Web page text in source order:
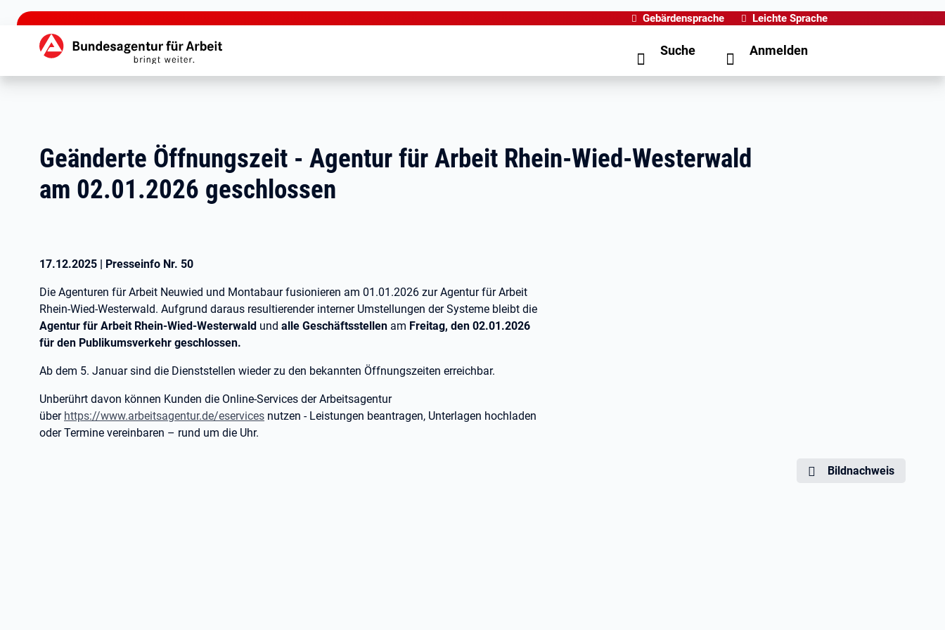
zu den Hauptinhalten springen
Gebärdensprache Leichte Sprache
Hauptnavigation Suche Anmelden
Geänderte Öffnungszeit - Agentur für Arbeit Rhein-Wied-Westerwald
am 02.01.2026 geschlossen
17.12.2025 | Presseinfo Nr. 50
Die Agenturen für Arbeit Neuwied und Montabaur fusionieren am 01.01.2026 zur Agentur für Arbeit
Rhein-Wied-Westerwald. Aufgrund daraus resultierender interner Umstellungen der Systeme bleibt die
Agentur für Arbeit Rhein-Wied-Westerwald und alle Geschäftsstellen am Freitag, den 02.01.2026
für den Publikumsverkehr geschlossen.
Ab dem 5. Januar sind die Dienststellen wieder zu den bekannten Öffnungszeiten erreichbar.
Unberührt davon können Kunden die Online-Services der Arbeitsagentur
über https://www.arbeitsagentur.de/eservices nutzen - Leistungen beantragen, Unterlagen hochladen
oder Termine vereinbaren – rund um die Uhr.
Bildnachweis